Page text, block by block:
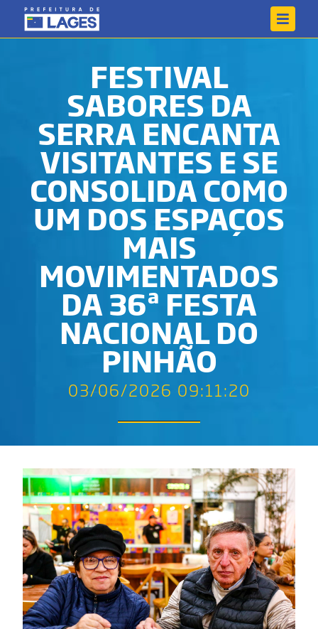
FESTIVAL
SABORES DA
SERRA ENCANTA
VISITANTES E SE
CONSOLIDA COMO
UM DOS ESPAÇOS
MAIS
MOVIMENTADOS
DA 36ª FESTA
NACIONAL DO
PINHÃO
03/06/2026 09:11:20